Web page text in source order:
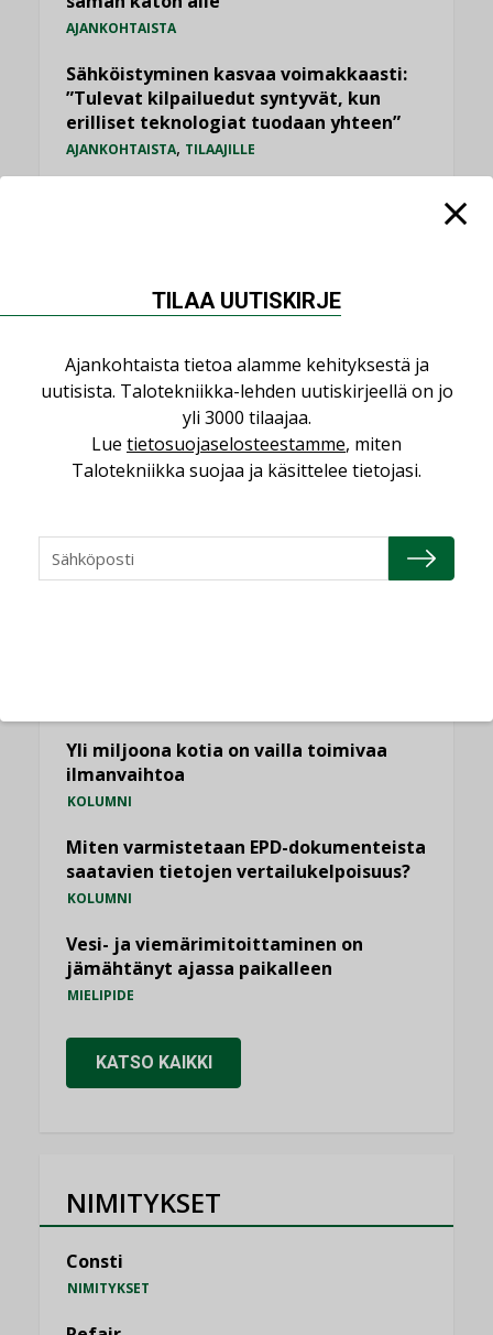
AJANKOHTAISTA
Sähköistyminen kasvaa voimakkaasti:
”Tulevat kilpailuedut syntyvät, kun
erilliset teknologiat tuodaan yhteen”
AJANKOHTAISTA, TILAAJILLE
vakiinnuttavat asemansa taloyhtiöissä
LEHDEN ARTIKKELIT,TILAAJILLE
KATSO KAIKKI
Puheista tekoihin – uusin teknologia
Yli miljoona kotia on vailla toimivaa
ilmanvaihtoa
KOLUMNI
Miten varmistetaan EPD-dokumenteista
saatavien tietojen vertailukelpoisuus?
KOLUMNI
Vesi- ja viemärimitoittaminen on
jämähtänyt ajassa paikalleen
MIELIPIDE
KATSO KAIKKI
NIMITYKSET
Consti
NIMITYKSET
TILAA UUTISKIRJE
Ajankohtaista tietoa alamme kehityksestä ja
uutisista. Talotekniikka-lehden uutiskirjeellä on jo
yli 3000 tilaajaa.
Lue tietosuojaselosteestamme, miten
Talotekniikka suojaa ja käsittelee tietojasi.